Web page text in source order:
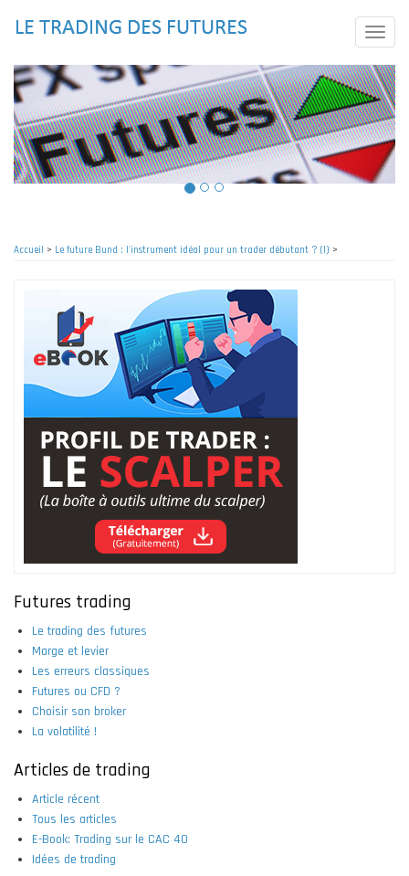
principal
Toggle
Accueil > Le future Bund : l'instrument idéal pour un trader débutant ? (I) >
Futures trading
Le trading des futures
Marge et levier
Les erreurs classiques
Futures ou CFD ?
Choisir son broker
La volatilité !
Articles de trading
Article récent
Tous les articles
E-Book: Trading sur le CAC 40
Idées de trading